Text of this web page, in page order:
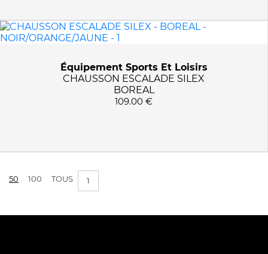
Équipement Sports Et Loisirs
CHAUSSON ESCALADE SILEX
BOREAL
109.00 €
50 100 TOUS 1